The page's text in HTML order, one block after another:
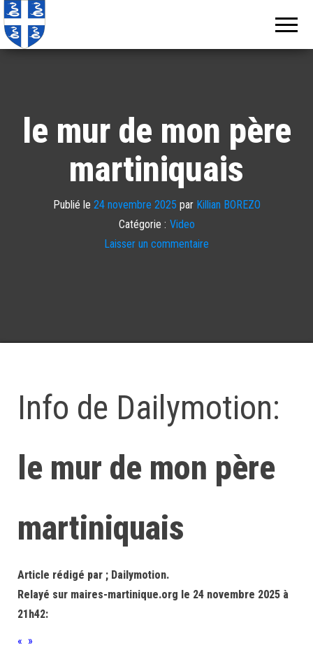
le mur de mon père
martiniquais
Publié le 24 novembre 2025 par Killian BOREZO
Catégorie : Video
Laisser un commentaire
Info de Dailymotion:
le mur de mon père
martiniquais
Article rédigé par ; Dailymotion.
Relayé sur maires-martinique.org le 24 novembre 2025 à
21h42:
« »